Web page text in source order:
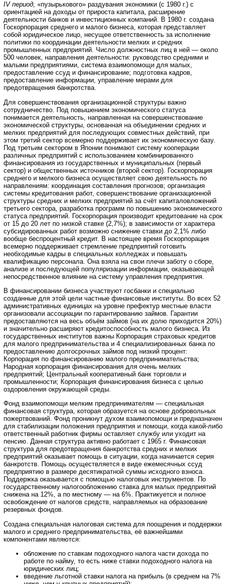
IV период, «пузырькового» раздувания экономики (с 1980 г.) с
ориентацией на доходы от прироста капитала, расширение
деятельности банков и инвестиционных компаний. В 1980 г. создана
Госкорпорация среднего и малого бизнеса, которая представляет
собой юридическое лицо, несущее ответственность за исполнение
политики по координации деятельности мелких и средних
промышленных предприятий. Число должностных лиц в ней — около
500 человек, направления деятельности: руководство средними и
малыми предприятиями, система взаимопомощи для малых,
предоставление ссуд и финансирование; подготовка кадров,
предоставление информации, управление мерами для
предотвращения банкротства.
Для совершенствования организационной структуры важно
сотрудничество. Под повышением экономического статуса
понимается деятельность, направленная на совершенствование
экономической структуры, основанная на объединении средних и
мелких предприятий для последующих совместных действий, при
этом третий сектор всемерно поддерживает их экономическую базу.
Под третьим сектором в Японии понимают систему кооперации
различных предприятий с использованием комбинированного
финансирования из государственных и муниципальных (первый
сектор) и общественных источников (второй сектор). Госкорпорация
среднего и мелкого бизнеса осуществляет свою деятельность по
направлениям: координация составления прогнозов; организация
системы кредитования работ, совершенствование организационной
структуры средних и мелких предприятий за счёт капиталовложений
третьего сектора, разработка программ по повышению экономического
статуса предприятий. Госкорпорация производит кредитование на срок
от 15 до 20 лет по низкой ставке (2,7%); в зависимости от характера
субсидированных работ возможно снижение ставки до 2,1% либо
вообще беспроцентный кредит. В настоящее время Госкорпорация
всемерно поддерживает стремление предприятий готовить
необходимые кадры в специальных колледжах и повышать
квалификацию персонала. Она взяла на свои плечи заботу о сборе,
анализе и последующей популяризации информации, оказывающей
непосредственное влияние на систему управления предприятия.
В финансировании бизнеса участвуют госбанки и специально
созданные для этой цели частные финансовые институты. Во всех 52
административных единицах на уровне префектур местные власти
организовали ассоциации по гарантированию займов. Гарантии
предоставляются на весь объём займов (на их долю приходится 20%)
и значительно расширяют кредитоспособность малого бизнеса. Из
государственных институтов важны Корпорация страховых кредитов
для малого предпринимательства и 4 специализированных банка по
предоставлению долгосрочных займов под низкий процент:
Корпорация по финансированию малого предпринимательства;
Народная корпорация финансирования для очень мелких
предприятий; Центральный кооперативный банк торговли и
промышленности; Корпорация финансирования бизнеса с целью
оздоровления окружающей среды.
Фонд взаимопомощи мелким предпринимателям — специальная
финансовая структура, которая образуется на основе добровольных
пожертвований. Фонд проникнут духом взаимопомощи и предназначен
для стабилизации положения предприятия и помощи, когда какой-либо
ответственный работник фирмы оставляет службу или уходит на
пенсию. Данная структура активно работает с 1965 г. Финансовая
структура для предотвращения банкротства средних и мелких
предприятий оказывает помощь в ситуации, когда начинается серия
банкротств. Помощь осуществляется в виде ежемесячных ссуд
предприятию в размере десятикратной суммы исходного взноса.
Поддержка оказывается с помощью налоговых инструментов. По
государственному налогообложению ставка для малых предприятий
снижена на 12%, а по местному — на 6%. Практикуется и полное
освобождение от налогов средств, направляемых на образование
резервных фондов.
Создана специальная налоговая система для поощрения и поддержки
малого и среднего предпринимательства, её важнейшими
компонентами являются:
обложение по ставкам подоходного налога части дохода по
работе по найму, то есть ниже ставки подоходного налога на
юридических лиц;
введение льготной ставки налога на прибыль (в среднем на 7%